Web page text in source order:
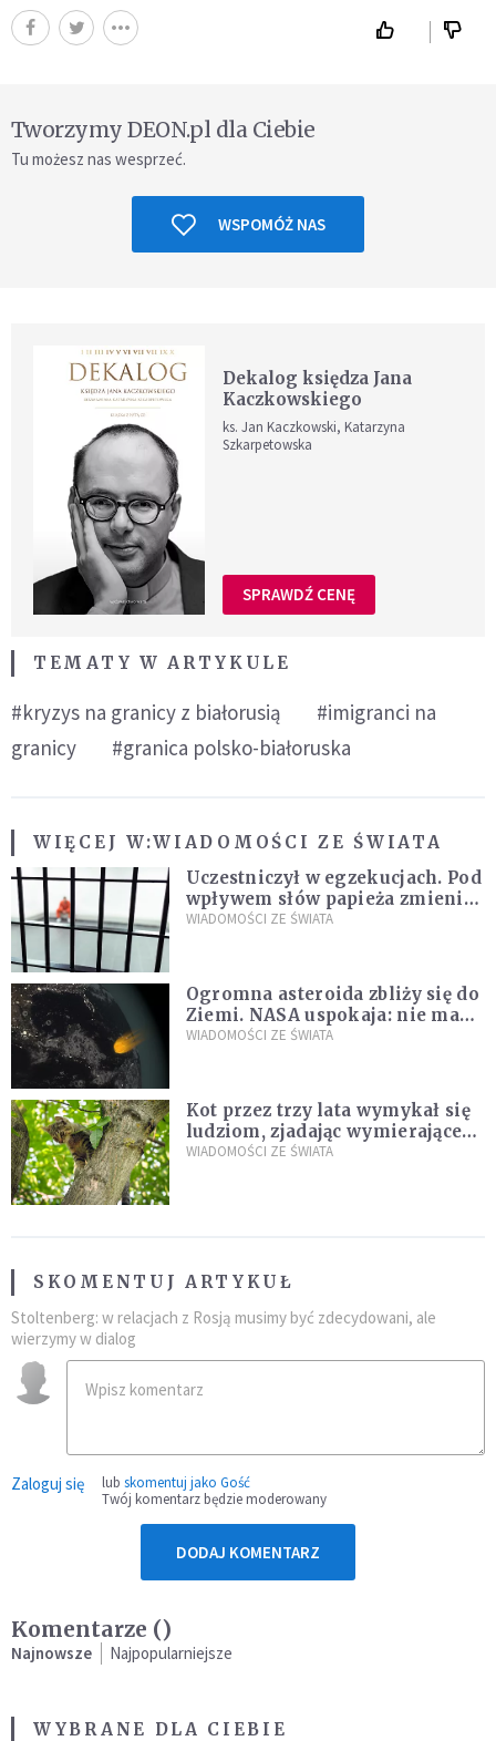
Tworzymy DEON.pl dla Ciebie
Tu możesz nas wesprzeć.
WSPOMÓŻ NAS
Dekalog księdza Jana
Kaczkowskiego
ks. Jan Kaczkowski, Katarzyna
Szkarpetowska
SPRAWDŹ CENĘ
TEMATY W ARTYKULE
#kryzys na granicy z białorusią
#imigranci na
granicy
#granica polsko-białoruska
WIĘCEJ W:WIADOMOŚCI ZE ŚWIATA
Uczestniczył w egzekucjach. Pod
wpływem słów papieża zmienił
zdanie
WIADOMOŚCI ZE ŚWIATA
Ogromna asteroida zbliży się do
Ziemi. NASA uspokaja: nie ma
zagrożenia
WIADOMOŚCI ZE ŚWIATA
Kot przez trzy lata wymykał się
ludziom, zjadając wymierające
kaczki. W końcu popełnił
WIADOMOŚCI ZE ŚWIATA
SKOMENTUJ ARTYKUŁ
Stoltenberg: w relacjach z Rosją musimy być zdecydowani, ale
wierzymy w dialog
Zaloguj się lub skomentuj jako Gość
Twój komentarz będzie moderowany
DODAJ KOMENTARZ
Komentarze ()
Najnowsze Najpopularniejsze
WYBRANE DLA CIEBIE